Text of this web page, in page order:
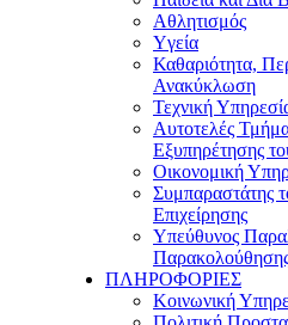
Αθλητισμός
Yγεία
Καθαριότητα,
Ανακύκλωση
Τεχνική
Αυτοτελές
Εξυπηρέτησης
Οικονομική
Συμπαραστάτης
Επιχείρησης
Υπεύθυνος
ΠΛΗΡΟΦΟΡΙΕΣ
Κοινωνική